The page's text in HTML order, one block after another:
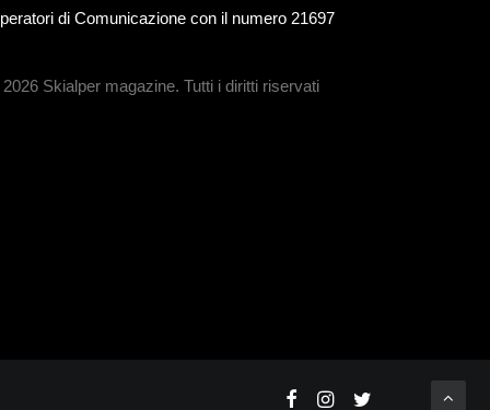
di Comunicazione con il numero 21697
Skialper magazine. Tutti i diritti riservati